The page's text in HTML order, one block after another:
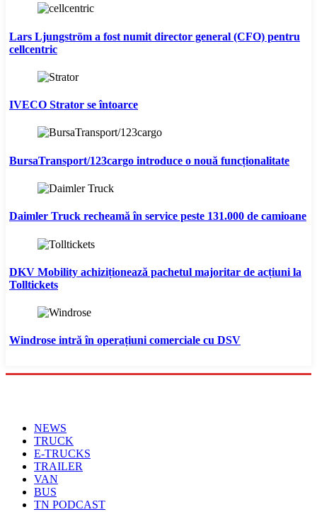
Lars Ljungström a fost numit director general (CFO) pentru
cellcentric
IVECO Strator se întoarce
BursaTransport/123cargo introduce o nouă funcționalitate
Daimler Truck recheamă în service peste 131.000 de camioane
DKV Mobility achiziționează pachetul majoritar de acțiuni la
Tolltickets
Windrose intră în operațiuni comerciale cu DSV
NEWS
TRUCK
E-TRUCKS
TRAILER
VAN
BUS
TN PODCAST